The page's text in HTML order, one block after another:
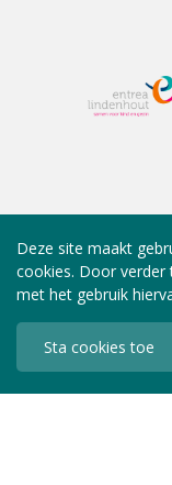
Deze site maakt
cookies. Door verder
met het gebruik
Sta cookies toe